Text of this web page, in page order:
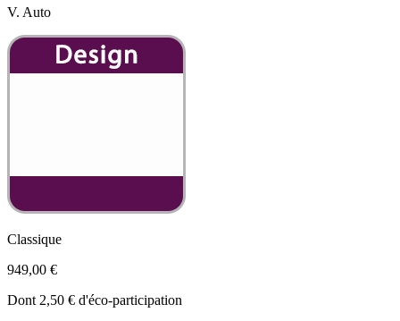
V. Auto
Classique
949,00 €
Dont 2,50 € d'éco-participation